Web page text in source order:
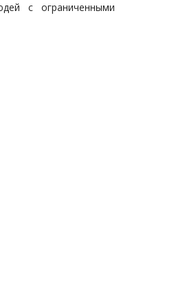
с ограниченными